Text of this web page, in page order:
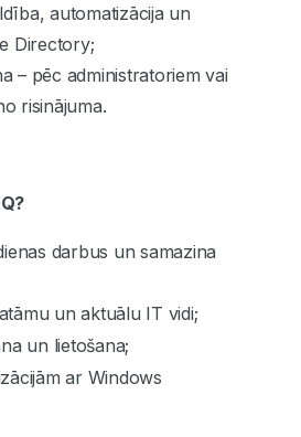
automatizācija un
Directory;
– pēc administratoriem vai
risinājuma.
darbus un samazina
un aktuālu IT vidi;
un lietošana;
ar Windows